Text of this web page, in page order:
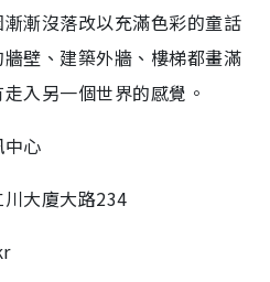
漸沒落改以充滿色彩的童話
壁、建築外牆、樓梯都畫滿
入另一個世界的感覺。
心
大廈大路234